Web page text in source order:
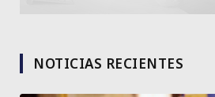
NOTICIAS RECIENTES